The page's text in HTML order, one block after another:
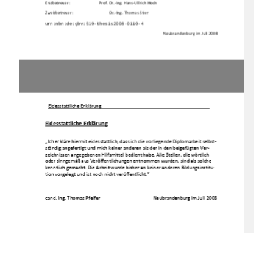
Erstbetreuer: Prof. Dr.-Ing. Hans-Ullrich Hoch
Zweitbetreuer:
  Dr.-Ing. Thomas Stier
Neubrandenburg im Juli 2008
Eidesstattliche Erklärung
Eidesstattliche Erklärung
„Ich erkläre hiermit eidesstattlich, dass ich die vorliegende Diplomarbeit selbst-
ständig angefertigt und mich keiner anderen als der in den beigefügten Ver-
zeichnissen angegebenen Hilfsmittel bedient habe. Alle Stellen, die wörtlich
oder sinngemäß aus Veröffentlichungen entnommen wurden, sind als solche
kenntlich gemacht. Die Arbeit wurde bisher an keiner anderen Bildungsinstitu-
tion vorgelegt und ist noch nicht veröffentlicht.“
cand. Ing. Thomas Pfeifer Neubrandenburg im Juli 2008